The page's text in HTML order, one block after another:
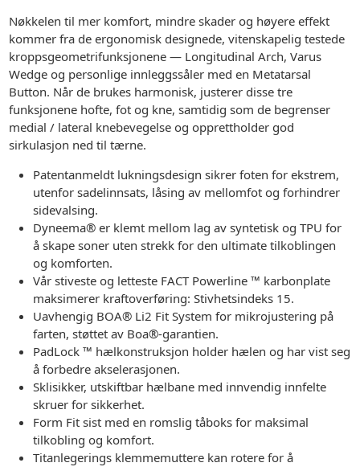
Nøkkelen til mer komfort, mindre skader og høyere effekt
kommer fra de ergonomisk designede, vitenskapelig testede
kroppsgeometrifunksjonene — Longitudinal Arch, Varus
Wedge og personlige innleggssåler med en Metatarsal
Button. Når de brukes harmonisk, justerer disse tre
funksjonene hofte, fot og kne, samtidig som de begrenser
medial / lateral knebevegelse og opprettholder god
sirkulasjon ned til tærne.
Patentanmeldt lukningsdesign sikrer foten for ekstrem,
utenfor sadelinnsats, låsing av mellomfot og forhindrer
sidevalsing.
Dyneema® er klemt mellom lag av syntetisk og TPU for
å skape soner uten strekk for den ultimate tilkoblingen
og komforten.
Vår stiveste og letteste FACT Powerline ™ karbonplate
maksimerer kraftoverføring: Stivhetsindeks 15.
Uavhengig BOA® Li2 Fit System for mikrojustering på
farten, støttet av Boa®-garantien.
PadLock ™ hælkonstruksjon holder hælen og har vist seg
å forbedre akselerasjonen.
Sklisikker, utskiftbar hælbane med innvendig innfelte
skruer for sikkerhet.
Form Fit sist med en romslig tåboks for maksimal
tilkobling og komfort.
Titanlegerings klemmemuttere kan rotere for å